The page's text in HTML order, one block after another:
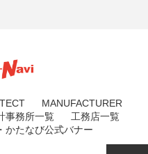
MANUFACTURER
事務所一覧
工務店一覧
かたなび公式バナー